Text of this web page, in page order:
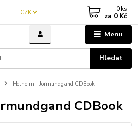
Menu
CZK
Hledat
0 ks
za 0 Kč
Helheim - Jormundgand CDBook
CDBook